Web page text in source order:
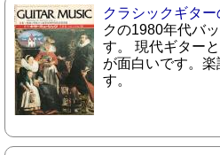
クラシックギター
クの1980年代バ
す。 現代ギター
が面白いです。
す。